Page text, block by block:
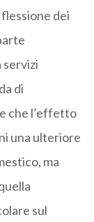
dei
servizi
di
che l’effetto
una ulteriore
ma
sul